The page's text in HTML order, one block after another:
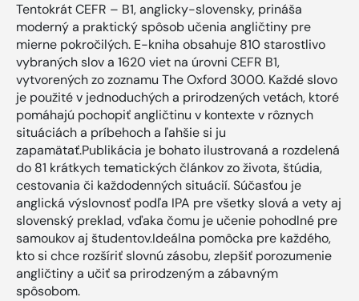
Tentokrát CEFR – B1, anglicky-slovensky, prináša
moderný a praktický spôsob učenia angličtiny pre
mierne pokročilých. E-kniha obsahuje 810 starostlivo
vybraných slov a 1620 viet na úrovni CEFR B1,
vytvorených zo zoznamu The Oxford 3000. Každé slovo
je použité v jednoduchých a prirodzených vetách, ktoré
pomáhajú pochopiť angličtinu v kontexte v rôznych
situáciách a príbehoch a ľahšie si ju
zapamätať.Publikácia je bohato ilustrovaná a rozdelená
do 81 krátkych tematických článkov zo života, štúdia,
cestovania či každodenných situácií. Súčasťou je
anglická výslovnosť podľa IPA pre všetky slová a vety aj
slovenský preklad, vďaka čomu je učenie pohodlné pre
samoukov aj študentov.Ideálna pomôcka pre každého,
kto si chce rozšíriť slovnú zásobu, zlepšiť porozumenie
angličtiny a učiť sa prirodzeným a zábavným
spôsobom.